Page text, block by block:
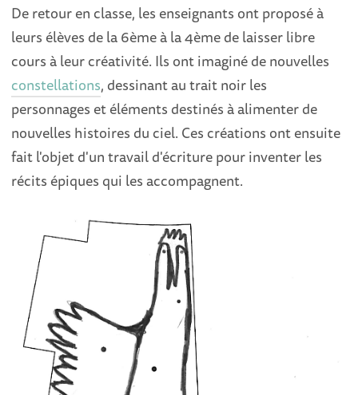
De retour en classe, les enseignants ont proposé à
leurs élèves de la 6ème à la 4ème de laisser libre
cours à leur créativité. Ils ont imaginé de nouvelles
constellations, dessinant au trait noir les
personnages et éléments destinés à alimenter de
nouvelles histoires du ciel. Ces créations ont ensuite
fait l'objet d'un travail d'écriture pour inventer les
récits épiques qui les accompagnent.